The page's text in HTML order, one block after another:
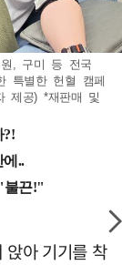
, 구미 등 전국
특별한 헌혈 캠페
제공) *재판매 및
앉아 기기를 착